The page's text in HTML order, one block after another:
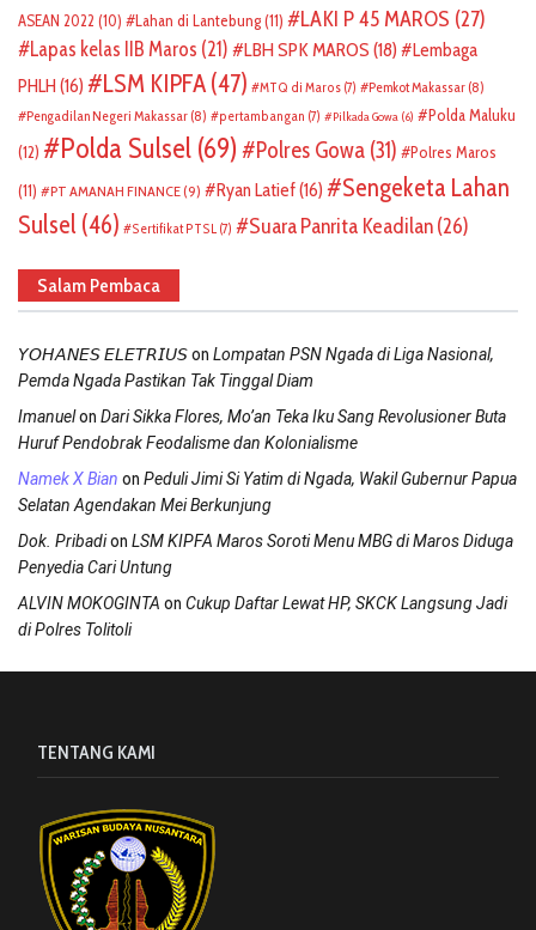
ASEAN 2022 (10) Lahan di Lantebung(11) LAKI P 45 MAROS (27)
Lapas kelas IIB Maros (21) LBH SPK MAROS (18)
Lembaga
PHLH (16) LSM KIPFA (47) MTQ di Maros (7) Pemkot Makassar (8)
Pengadilan Negeri Makassar (8) pertambangan (7) Pilkada Gowa (6)
Polda Maluku
(12)
Polda Sulsel (69) Polres Gowa (31)
Polres Maros
(11)
PT AMANAH FINANCE(9) Ryan Latief(16)
Sengeketa Lahan
Sulsel (46) Sertifikat PTSL (7) Suara Panrita Keadilan(26)
Salam Pembaca
𝘠𝘖𝘏𝘈𝘕𝘌𝘚 𝘌𝘓𝘌𝘛𝘙𝘐𝘜𝘚on Lompatan PSN Ngada di Liga Nasional,
Pemda Ngada Pastikan Tak Tinggal Diam
Imanuelon Dari Sikka Flores, Mo’an Teka Iku Sang Revolusioner Buta
Huruf Pendobrak Feodalisme dan Kolonialisme
Namek X Bian on Peduli Jimi Si Yatim di Ngada, Wakil Gubernur Papua
Selatan Agendakan Mei Berkunjung
Dok. Pribadion LSM KIPFA Maros Soroti Menu MBG di Maros Diduga
Penyedia Cari Untung
ALVIN MOKOGINTA on Cukup Daftar Lewat HP, SKCK Langsung Jadi
di Polres Tolitoli
TENTANG KAMI